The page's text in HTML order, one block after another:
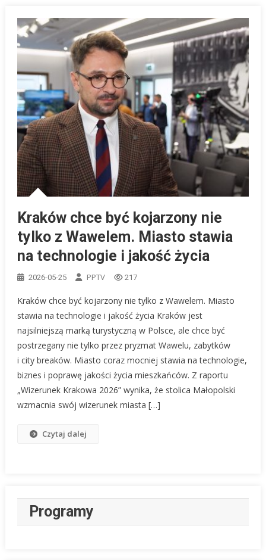
Kraków chce być kojarzony nie
tylko z Wawelem. Miasto stawia
na technologie i jakość życia
2026-05-25 PPTV 217
Kraków chce być kojarzony nie tylko z Wawelem. Miasto
stawia na technologie i jakość życia Kraków jest
najsilniejszą marką turystyczną w Polsce, ale chce być
postrzegany nie tylko przez pryzmat Wawelu, zabytków
i city breaków. Miasto coraz mocniej stawia na technologie,
biznes i poprawę jakości życia mieszkańców. Z raportu
„Wizerunek Krakowa 2026” wynika, że stolica Małopolski
wzmacnia swój wizerunek miasta […]
Czytaj dalej
Programy